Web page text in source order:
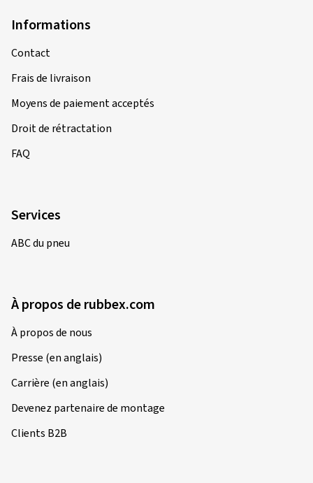
Informations
Contact
Frais de livraison
Moyens de paiement acceptés
Droit de rétractation
FAQ
Services
ABC du pneu
À propos de rubbex.com
À propos de nous
Presse (en anglais)
Carrière (en anglais)
Devenez partenaire de montage
Clients B2B